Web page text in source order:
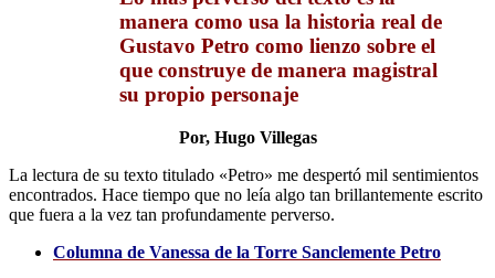
manera como usa la historia real de
Gustavo Petro como lienzo sobre el
que construye de manera magistral
su propio personaje
Por, Hugo Villegas
La lectura de su texto titulado «Petro» me despertó mil sentimientos
encontrados. Hace tiempo que no leía algo tan brillantemente escrito
que fuera a la vez tan profundamente perverso.
Columna de Vanessa de la Torre Sanclemente Petro